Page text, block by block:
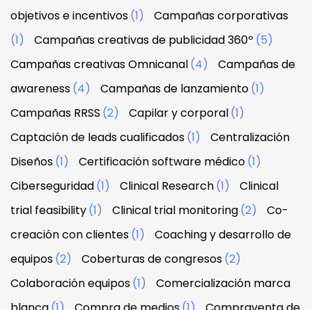
objetivos e incentivos(1)
Campañas corporativas
(1)
Campañas creativas de publicidad 360º (5)
Campañas creativas Omnicanal(4)
Campañas de
awareness(4) Campañas de lanzamiento(1)
Campañas RRSS (2) Capilar y corporal(1)
Captación de leads cualificados(1)
Centralización
Diseños(1) Certificación software médico(1)
Ciberseguridad(1) Clinical Research(1)
Clinical
trial feasibility(1) Clinical trial monitoring(2)
Co-
creación con clientes(1)
Coaching y desarrollo de
equipos(2) Coberturas de congresos(2)
Colaboración equipos(1)
Comercialización marca